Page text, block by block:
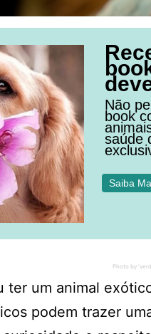
Não
book
saúde
Saiba
Photo by
ter um animal
podem trazer